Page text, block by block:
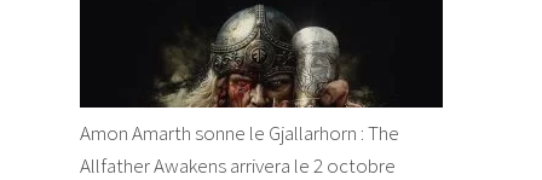
Amon Amarth sonne le Gjallarhorn : The
Allfather Awakens arrivera le 2 octobre